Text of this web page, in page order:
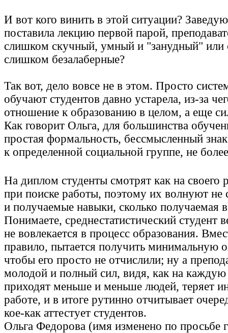
И вот кого винить в этой ситуации?
поставила лекцию первой парой,
слишком скучный, умный и "занудный" или
слишком безалаберные?
Так вот, дело вовсе не в этом. Просто
обучают студентов давно устарела, из-за
отношение к образованию в целом, а еще
Как говорит Ольга, для большинства
простая формальность, бессмысленный
к определенной социальной группе, не
На диплом студенты смотрят как на своего
при поиске работы, поэтому их волнуют не
и получаемые навыки, сколько получаемая
Понимаете, среднестатистический студент
не вовлекается в процесс образования.
правило, пытается получить минимальную
чтобы его просто не отчислили; ну а
молодой и полный сил, видя, как на каждую
приходят меньше и меньше людей, теряет
работе, и в итоге рутинно отчитывает
кое-как аттестует студентов.
Ольга Федорова (имя изменено по просьбе